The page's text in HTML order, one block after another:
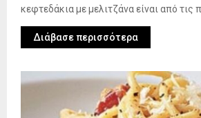
κεφτεδάκια με μελιτζάνα είναι από τις
Διάβασε περισσότερα